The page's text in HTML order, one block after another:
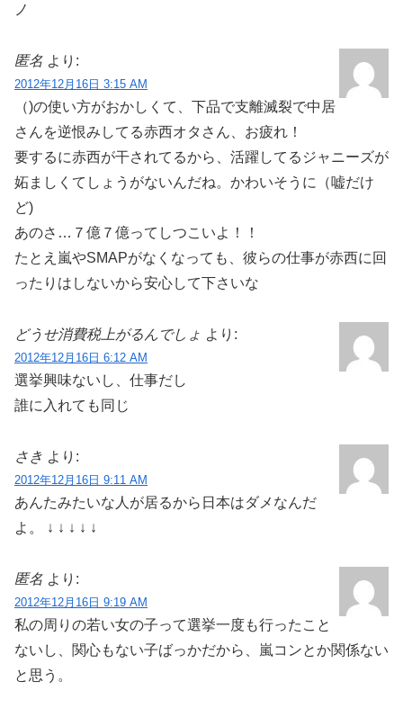
ノ
匿名 より:
2012年12月16日 3:15 AM
（)の使い方がおかしくて、下品で支離滅裂で中居
さんを逆恨みしてる赤西オタさん、お疲れ！
要するに赤西が干されてるから、活躍してるジャニーズが
妬ましくてしょうがないんだね。かわいそうに（嘘だけ
ど)
あのさ…７億７億ってしつこいよ！！
たとえ嵐やSMAPがなくなっても、彼らの仕事が赤西に回
ったりはしないから安心して下さいな
どうせ消費税上がるんでしょ より:
2012年12月16日 6:12 AM
選挙興味ないし、仕事だし
誰に入れても同じ
さき より:
2012年12月16日 9:11 AM
あんたみたいな人が居るから日本はダメなんだ
よ。 ↓ ↓ ↓ ↓ ↓
匿名 より:
2012年12月16日 9:19 AM
私の周りの若い女の子って選挙一度も行ったこと
ないし、関心もない子ばっかだから、嵐コンとか関係ない
と思う。